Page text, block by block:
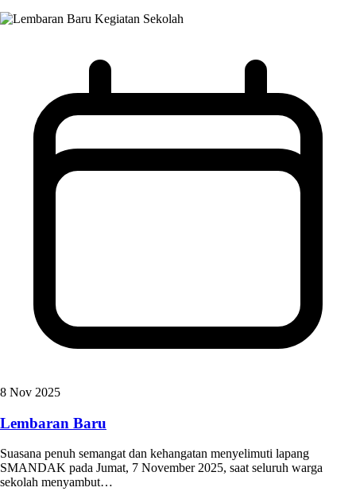
Kegiatan Sekolah
8 Nov 2025
Lembaran Baru
Suasana penuh semangat dan kehangatan menyelimuti lapang
SMANDAK pada Jumat, 7 November 2025, saat seluruh warga
sekolah menyambut…